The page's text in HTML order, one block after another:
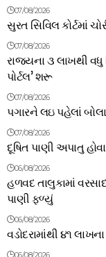
07/08/2026
સુરત સિવિલ કોર્ટમાં
07/08/2026
રાજ્યના ૩ લાખથી વધુ
પોર્ટલ’ શરૂ
07/08/2026
પગારને લઇ પહેલાં
07/08/2026
દૂષિત પાણી અપાતુ
06/08/2026
હળવદ તાલુકામાં
પાણી ફળ્યું
06/08/2026
વડોદરામાંથી ૪૧ લાખના
06/08/2026